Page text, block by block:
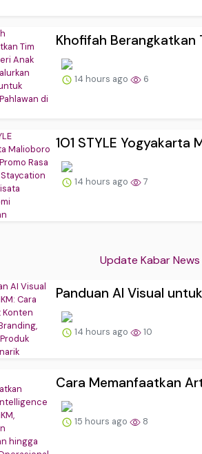
Khofifah Berangkatkan
14 hours ago 6
1O1 STYLE Yogyakarta
14 hours ago 7
Update Kabar
Panduan AI Visual
14 hours ago 10
Cara Memanfaatkan
15 hours ago 8